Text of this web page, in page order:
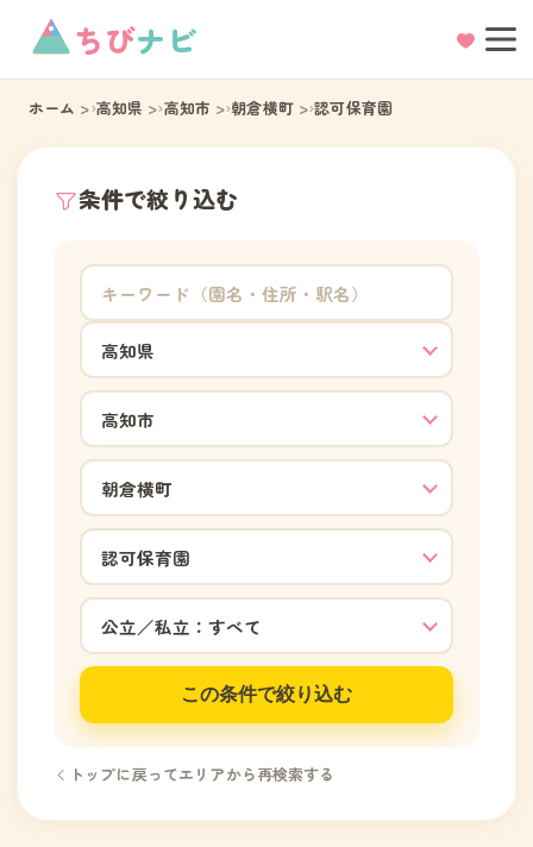
ちびナビ
ホーム 高知県 高知市 朝倉横町 認可保育園
条件で絞り込む
この条件で絞り込む
トップに戻ってエリアから再検索する